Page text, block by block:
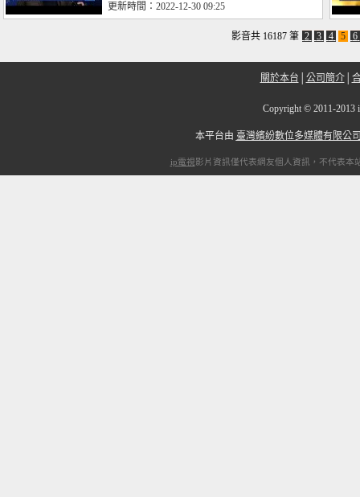
更新時間：2022-12-30 09:25
影音共 16187 筆 2 3 4 5 6
關於本台 公司簡介│
Copyright © 2011-
本平台由 臺灣繽紛數位多媒體有限公
ip電視影片資訊僅代表網友個人資訊，不代表本